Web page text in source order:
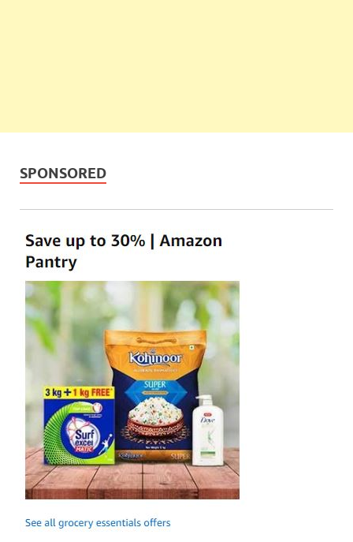
SPONSORED